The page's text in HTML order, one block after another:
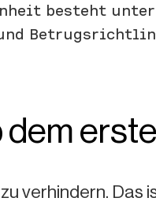
besteht unter
verhindern. Das